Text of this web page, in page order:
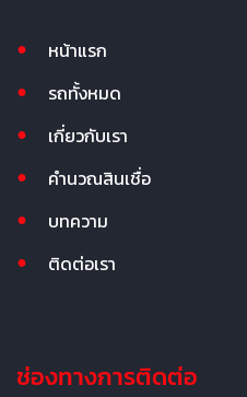
หน้าแรก
รถทั้งหมด
เกี่ยวกับเรา
คำนวณสินเชื่อ
บทความ
ติดต่อเรา
ช่องทางการติดต่อ